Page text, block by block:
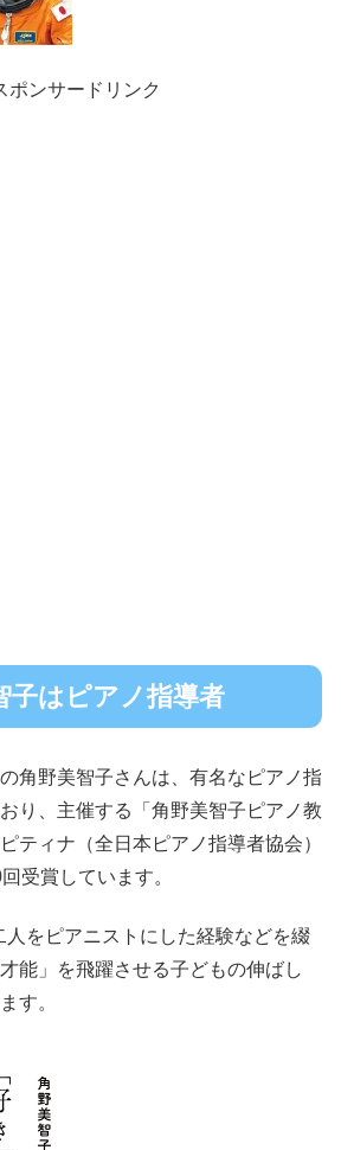
ポンサードリンク
子はピアノ指導者
角野美智子さんは、有名なピアノ指
り、主催する「角野美智子ピアノ教
ティナ（全日本ピアノ指導者協会）
受賞しています。
人をピアニストにした経験などを綴
能」を飛躍させる子どもの伸ばし
す。